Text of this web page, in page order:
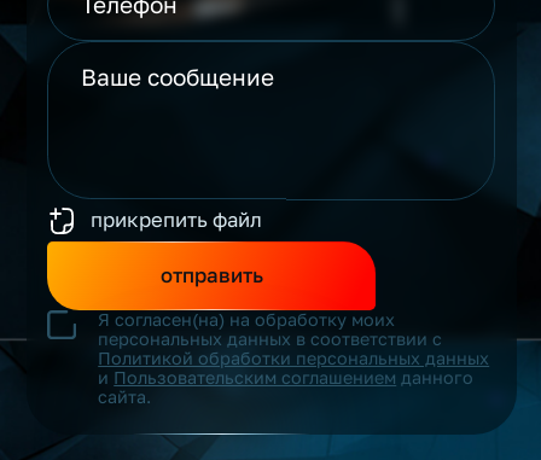
прикрепить файл
отправить
Я согласен(на) на обработку моих
персональных данных в соответствии с
Политикой обработки персональных данных
и Пользовательским соглашением данного
сайта.